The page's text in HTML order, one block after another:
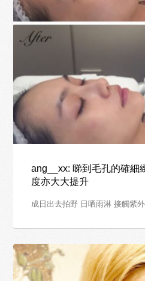
ang__xx: 睇到毛孔的確細
度亦大大提升
成日出去拍野 日哂雨淋 接觸紫